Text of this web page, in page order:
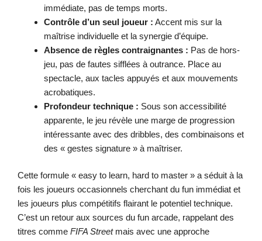
immédiate, pas de temps morts.
Contrôle d’un seul joueur : Accent mis sur la
maîtrise individuelle et la synergie d’équipe.
Absence de règles contraignantes : Pas de hors-
jeu, pas de fautes sifflées à outrance. Place au
spectacle, aux tacles appuyés et aux mouvements
acrobatiques.
Profondeur technique : Sous son accessibilité
apparente, le jeu révèle une marge de progression
intéressante avec des dribbles, des combinaisons et
des « gestes signature » à maîtriser.
Cette formule « easy to learn, hard to master » a séduit à la
fois les joueurs occasionnels cherchant du fun immédiat et
les joueurs plus compétitifs flairant le potentiel technique.
C’est un retour aux sources du fun arcade, rappelant des
titres comme FIFA Streetmais avec une approche